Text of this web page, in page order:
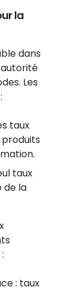
la
dans
Les
taux
taux
de la
: taux